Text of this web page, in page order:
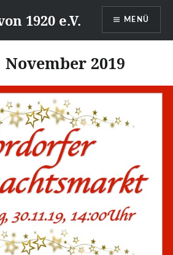
1920 e.V. MENÜ
November 2019